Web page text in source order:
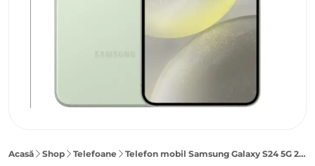
Acasă Shop Telefoane Telefon mobil Samsung Galaxy S24 5G 256GB Dual SIM, Jade Green